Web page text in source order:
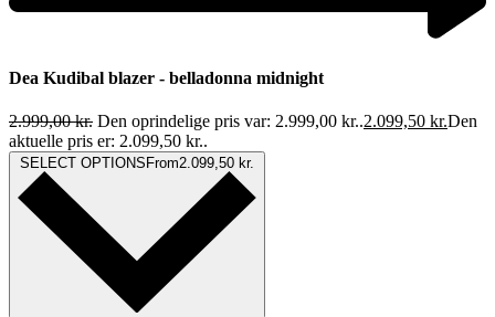
Dea Kudibal blazer - belladonna midnight
2.999,00kr. Den oprindelige pris var: 2.999,00 kr..2.099,50 kr.Den
aktuelle pris er: 2.099,50 kr..
SELECT OPTIONS From2.099,50 kr.